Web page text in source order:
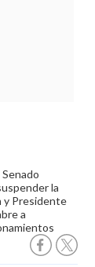
la
y Presidente
a